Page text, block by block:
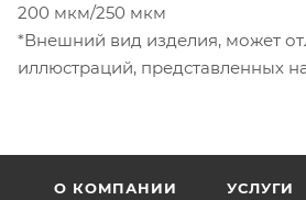
200 мкм/250 мкм
*Внешний вид изделия, может
иллюстраций, представленных
О КОМПАНИИ УСЛУГИ